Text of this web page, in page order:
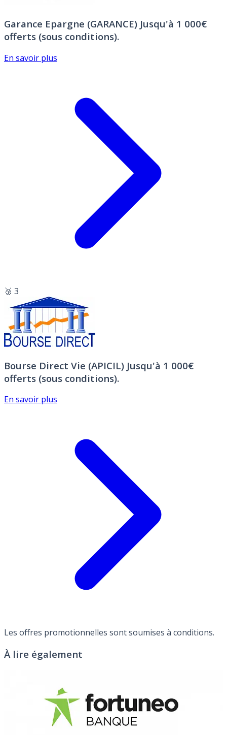
Garance Epargne (GARANCE) Jusqu'à 1 000€
offerts (sous conditions).
En savoir plus
🥉 3
Bourse Direct Vie (APICIL) Jusqu'à 1 000€
offerts (sous conditions).
En savoir plus
Les offres promotionnelles sont soumises à conditions.
À lire également